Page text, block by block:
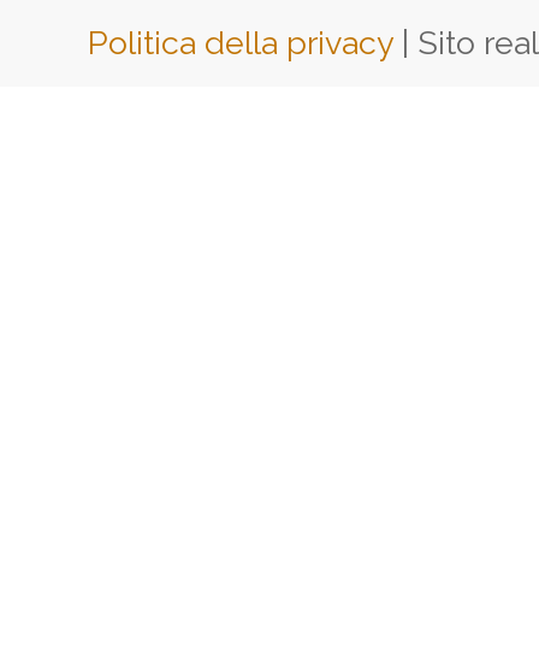
Politica della privacy | Sito